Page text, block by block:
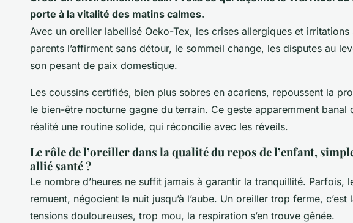
porte à la vitalité des matins calmes.
Avec un oreiller labellisé Oeko-Tex, les crises allergiques et irritations
parents l’affirment sans détour, le sommeil change, les disputes au
son pesant de paix domestique.
Les coussins certifiés, bien plus sobres en acariens, repoussent la
le bien-être nocturne gagne du terrain. Ce geste apparemment banal
réalité une routine solide, qui réconcilie avec les réveils.
Le rôle de l’oreiller dans la qualité du repos de l’enfant,
allié santé ?
Le nombre d’heures ne suffit jamais à garantir la tranquillité. Parfois,
remuent, négocient la nuit jusqu’à l’aube. Un oreiller trop ferme, c’est
tensions douloureuses, trop mou, la respiration s’en trouve gênée.